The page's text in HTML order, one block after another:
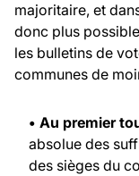
majoritaire, et
donc plus
les bulletins de
communes de
• Au premier
absolue des
des sièges du